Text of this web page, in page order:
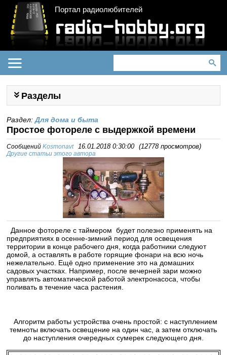
Портал радиолюбителей
Разделы
Раздел:Для дома и быта
Простое фотореле с выдержкой времени
СообщенийKosmonavt 16.01.2018 0:30:00 (12778 просмотров)
Другие статьи этого автора
Данное фотореле с таймером будет полезно применять на
предприятиях в осенне-зимний период для освещения
территории в конце рабочего дня, когда работники следуют
домой, а оставлять в работе горящие фонари на всю ночь
нежелательно. Ещё одно применение это на домашних
садовых участках. Например, после вечерней зари можно
управлять автоматической работой электронасоса, чтобы
поливать в течение часа растения.
Алгоритм работы устройства очень простой: с наступлением
темноты включать освещение на один час, а затем отключать
до наступления очередных сумерек следующего дня.